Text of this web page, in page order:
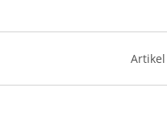
Artikel